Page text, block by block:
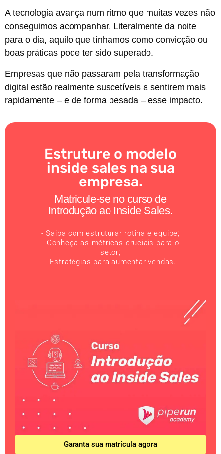
A tecnologia avança num ritmo que muitas vezes não
conseguimos acompanhar. Literalmente da noite
para o dia, aquilo que tínhamos como convicção ou
boas práticas pode ter sido superado.
Empresas que não passaram pela transformação
digital estão realmente suscetíveis a sentirem mais
rapidamente – e de forma pesada – esse impacto.
Estruture o modelo
inside sales na sua
empresa.
Matricule-se no curso de
Introdução ao Inside Sales.
- Saiba com estruturar rotina e equipe;
- Conheça as métricas cruciais para o
setor;
- Estratégias para aumentar vendas.
Garanta sua matrícula agora